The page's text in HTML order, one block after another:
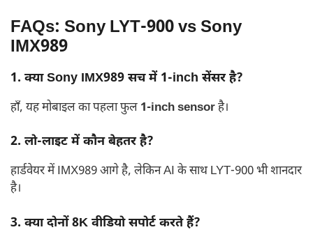
FAQs: Sony LYT-900 vs Sony
IMX989
1. क्या Sony IMX989 सच में 1-inch सेंसर है?
हाँ, यह मोबाइल का पहला फुल 1-inch sensorहै।
2. लो-लाइट में कौन बेहतर है?
हार्डवेयर में IMX989 आगे है, लेकिन AI के साथ LYT-900 भी शानदार
है।
3. क्या दोनों 8K वीडियो सपोर्ट करते हैं?